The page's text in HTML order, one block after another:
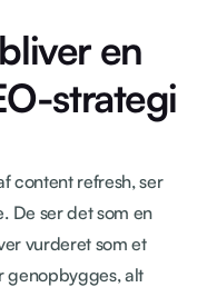
en
strategi
content refresh, ser
De ser det som en
vurderet som et
genopbygges, alt